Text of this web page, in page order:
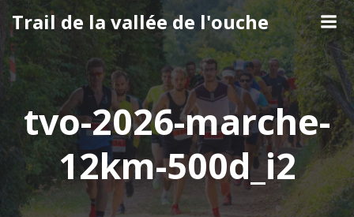
au
contenu
Trail de la vallée de l'ouche
tvo-2026-marche-
12km-500d_i2